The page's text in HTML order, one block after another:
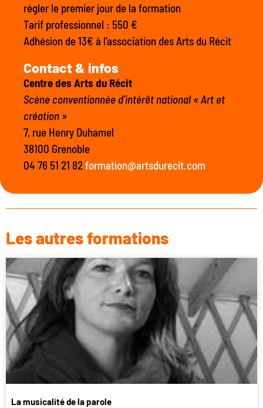
régler le premier jour de la formation
Tarif professionnel : 550 €
Adhésion de 13€ à l’association des Arts du Récit
Contact & infos
Centre des Arts du Récit
Scène conventionnée d’intérêt national « Art et
création »
7, rue Henry Duhamel
38100 Grenoble
04 76 51 21 82formation@artsdurecit.com
Les autres formations
La musicalité de la parole